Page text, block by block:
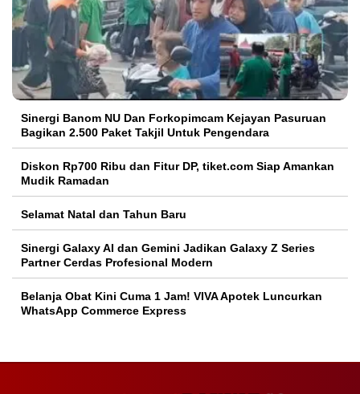
Sinergi Banom NU Dan Forkopimcam Kejayan Pasuruan
Bagikan 2.500 Paket Takjil Untuk Pengendara
Diskon Rp700 Ribu dan Fitur DP, tiket.com Siap Amankan
Mudik Ramadan
Selamat Natal dan Tahun Baru
Sinergi Galaxy AI dan Gemini Jadikan Galaxy Z Series
Partner Cerdas Profesional Modern
Belanja Obat Kini Cuma 1 Jam! VIVA Apotek Luncurkan
WhatsApp Commerce Express